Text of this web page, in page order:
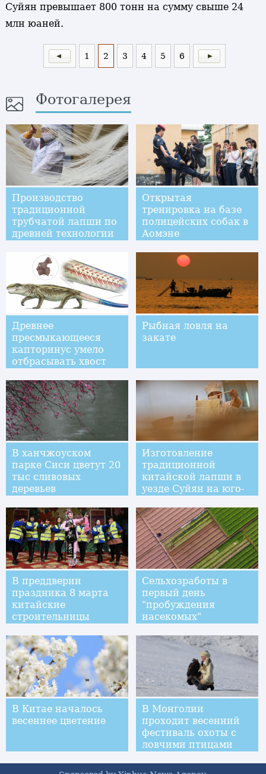
Суйян превышает 800 тонн на сумму свыше 24
млн юаней.
1 2 3 4 5 6
Фотогалерея
Производство
традиционной
трубчатой лапши по
древней технологии
Открытая
тренировка на базе
полицейских собак в
Аомэне
Древнее
пресмыкающееся
капторинус умело
отбрасывать хвост
Рыбная ловля на
закате
В ханчжоуском
парке Сиси цветут 20
тыс сливовых
деревьев
Изготовление
традиционной
китайской лапши в
уезде Суйян на юго-
В преддверии
праздника 8 марта
китайские
строительницы
пекинской опере
Сельхозработы в
первый день
"пробуждения
насекомых"
В Китае началось
весеннее цветение
В Монголии
проходит весенний
фестиваль охоты с
ловчими птицами